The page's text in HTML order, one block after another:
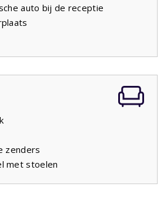
auto bij de receptie
zenders
met stoelen